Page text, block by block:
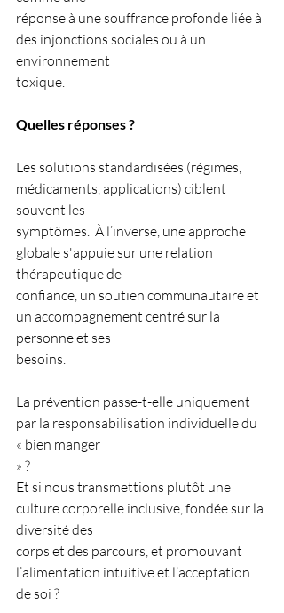
réponse à une souffrance profonde liée à
des injonctions sociales ou à un
environnement
toxique.
Quelles réponses ?
Les solutions standardisées (régimes,
médicaments, applications) ciblent
souvent les
symptômes.  À l’inverse, une approche
globale s'appuie sur une relation
thérapeutique de
confiance, un soutien communautaire et
un accompagnement centré sur la
personne et ses
besoins.
La prévention passe-t-elle uniquement
par la responsabilisation individuelle du
« bien manger
» ?
Et si nous transmettions plutôt une
culture corporelle inclusive, fondée sur la
diversité des
corps et des parcours, et promouvant
l’alimentation intuitive et l’acceptation
de soi ?